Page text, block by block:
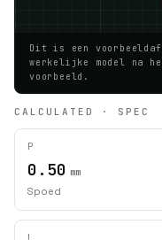
Dit is een
werkelijke model na
voorbeeld.
CALCULATED · SPEC
P
0.50 mm
Spoed
L